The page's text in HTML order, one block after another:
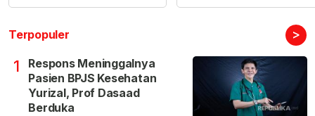
Terpopuler >
1
Respons Meninggalnya
Pasien BPJS Kesehatan
Yurizal, Prof Dasaad
Berduka